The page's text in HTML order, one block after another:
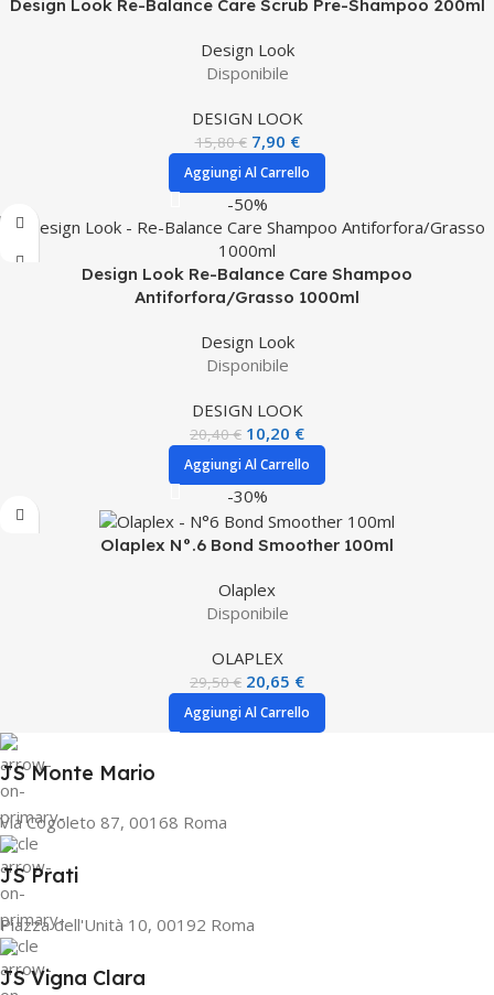
Design Look Re-Balance Care Scrub Pre-Shampoo 200ml
Design Look
Disponibile
DESIGN LOOK
15,80€ 7,90 €
Aggiungi Al Carrello
-50%
Design Look Re-Balance Care Shampoo
Antiforfora/Grasso 1000ml
Design Look
Disponibile
DESIGN LOOK
20,40€ 10,20 €
Aggiungi Al Carrello
-30%
Olaplex N°.6 Bond Smoother 100ml
Olaplex
Disponibile
OLAPLEX
29,50€ 20,65 €
Aggiungi Al Carrello
JS Monte Mario
Via Cogoleto 87, 00168 Roma
JS Prati
Piazza dell'Unità 10, 00192 Roma
JS Vigna Clara